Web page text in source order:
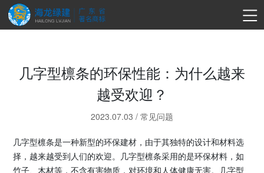
几字型檩条的环保性能：为什么越来
越受欢迎？
2023.07.03 / 常见问题
几字型檩条是一种新型的环保建材，由于其独特的设计和材料选
择，越来越受到人们的欢迎。几字型檩条采用的是环保材料，如
竹子、木材等，不含有害物质，对环境和人体健康无害。几字型